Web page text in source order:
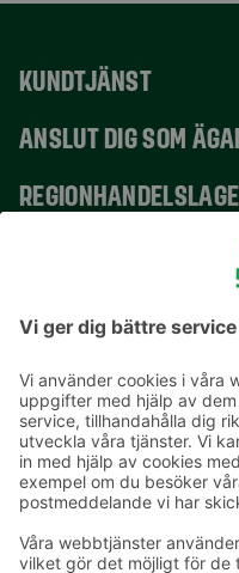
KUNDTJÄNST
ANSLUT DIG SOM
E-postadresser i S-